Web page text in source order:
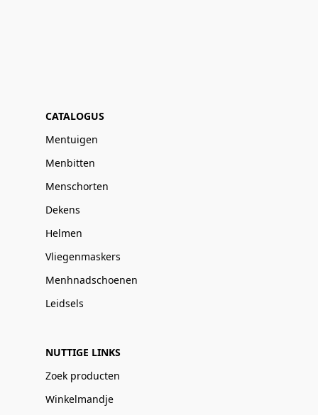
CATALOGUS
Mentuigen
Menbitten
Menschorten
Dekens
Helmen
Vliegenmaskers
Menhnadschoenen
Leidsels
NUTTIGE LINKS
Zoek producten
Winkelmandje